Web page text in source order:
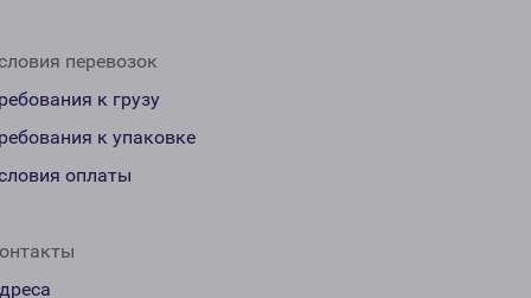
перевозок
к грузу
к упаковке
оплаты